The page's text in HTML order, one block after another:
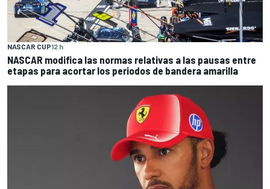
NASCAR CUP12 h
NASCAR modifica las normas relativas a las pausas entre
etapas para acortar los periodos de bandera amarilla